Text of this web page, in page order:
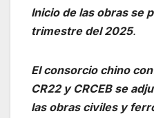
Inicio de las obras se
trimestre del 2025.
El consorcio chino
CR22 y CRCEB se
las obras civiles y